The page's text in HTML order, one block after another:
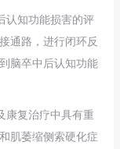
认知功能损害的评
通路，进行闭环反
脑卒中后认知功能
康复治疗中具有重
肌萎缩侧索硬化症